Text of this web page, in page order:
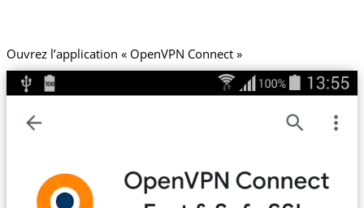
Ouvrez l’application « OpenVPN Connect »